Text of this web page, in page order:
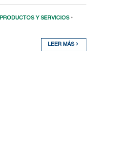
PRODUCTOS Y SERVICIOS •
LEER MÁS